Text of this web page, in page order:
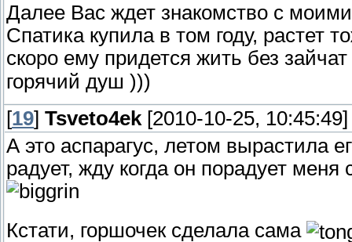
Далее Вас ждет знакомство с
Спатика купила в том году, растет
скоро ему придется жить без зайчат
горячий душ )))
[19] Tsveto4ek [2010-10-25, 10:45:49]
А это аспарагус, летом вырастила
радует, жду когда он порадует
Кстати, горшочек сделала сама